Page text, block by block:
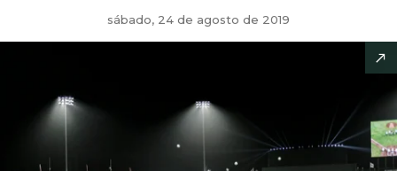
sábado, 24 de agosto de 2019